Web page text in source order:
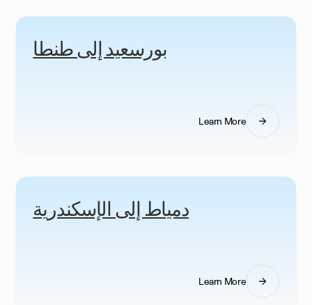
بورسعيد إلى طنطا
Learn More
دمياط إلى الإسكندرية
Learn More